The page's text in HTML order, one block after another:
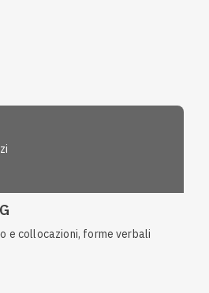
e collocazioni, forme verbali